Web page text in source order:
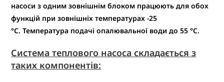
насоси з одним зовнішнім блоком працюють для обох
функцій при зовнішніх температурах -25
°С. Температура подачі опалювальної води до 55 °С.
Система теплового насоса складається з
таких компонентів: